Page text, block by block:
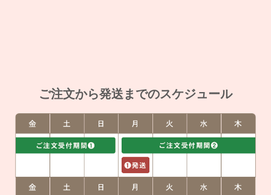
ご注文から発送までのスケジュール